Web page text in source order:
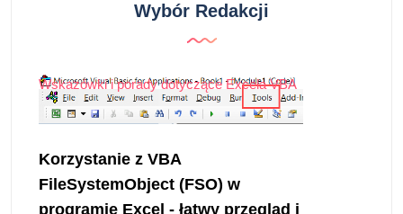
Wybór Redakcji
Wskazówki i porady dotyczące Excela VBA
Korzystanie z VBA
FileSystemObject (FSO) w
programie Excel - łatwy przegląd i